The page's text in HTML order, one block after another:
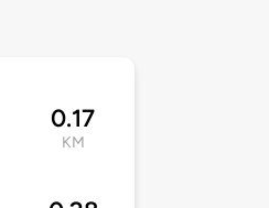
0.17
KM